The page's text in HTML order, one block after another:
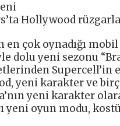
Hollywood
en çok oynadığı
dolu yeni sezonu
Supercell’in
yeni karakter ve
yeni karakter
yeni oyun modu,